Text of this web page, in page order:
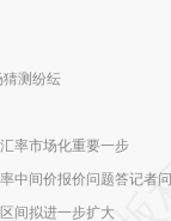
猜测纷纭
率市场化重要一步
中间价报价问题答记者问
间拟进一步扩大